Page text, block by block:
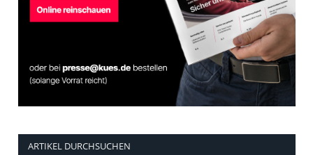
ARTIKEL DURCHSUCHEN